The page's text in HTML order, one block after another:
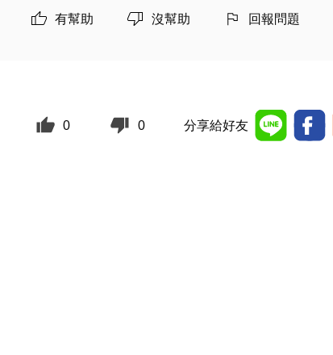
有幫助 沒幫助 回報問題
0 0 分享給好友